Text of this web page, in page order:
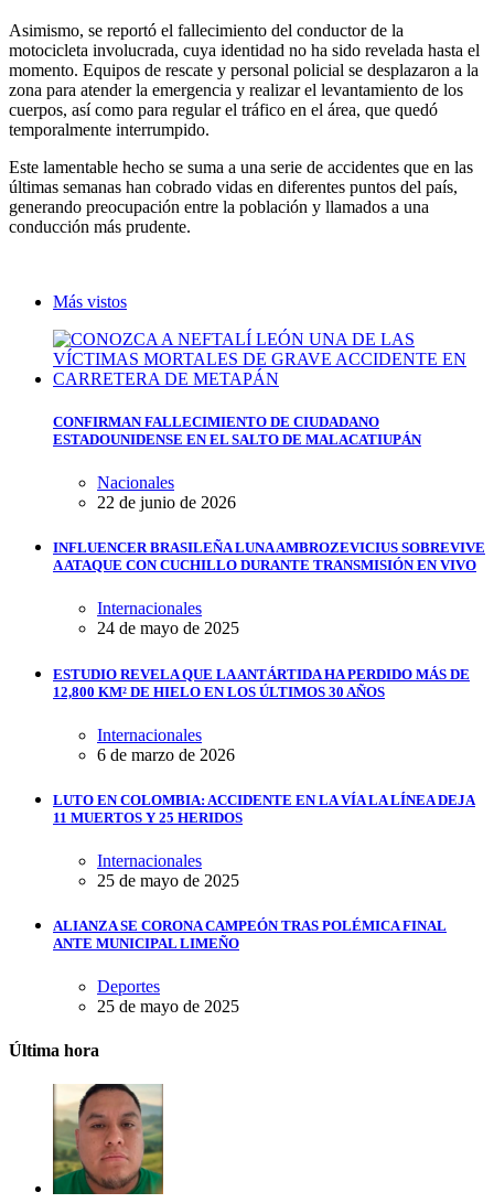
Asimismo, se reportó el fallecimiento del conductor de la
motocicleta involucrada, cuya identidad no ha sido revelada hasta el
momento. Equipos de rescate y personal policial se desplazaron a la
zona para atender la emergencia y realizar el levantamiento de los
cuerpos, así como para regular el tráfico en el área, que quedó
temporalmente interrumpido.
Este lamentable hecho se suma a una serie de accidentes que en las
últimas semanas han cobrado vidas en diferentes puntos del país,
generando preocupación entre la población y llamados a una
conducción más prudente.
Más vistos
CONFIRMAN FALLECIMIENTO DE CIUDADANO
ESTADOUNIDENSE EN EL SALTO DE MALACATIUPÁN
Nacionales
22 de junio de 2026
INFLUENCER BRASILEÑA LUNA AMBROZEVICIUS SOBREVIVE
A ATAQUE CON CUCHILLO DURANTE TRANSMISIÓN EN VIVO
Internacionales
24 de mayo de 2025
ESTUDIO REVELA QUE LA ANTÁRTIDA HA PERDIDO MÁS DE
12,800 KM² DE HIELO EN LOS ÚLTIMOS 30 AÑOS
Internacionales
6 de marzo de 2026
LUTO EN COLOMBIA: ACCIDENTE EN LA VÍA LA LÍNEA DEJA
11 MUERTOS Y 25 HERIDOS
Internacionales
25 de mayo de 2025
ALIANZA SE CORONA CAMPEÓN TRAS POLÉMICA FINAL
ANTE MUNICIPAL LIMEÑO
Deportes
25 de mayo de 2025
Última hora